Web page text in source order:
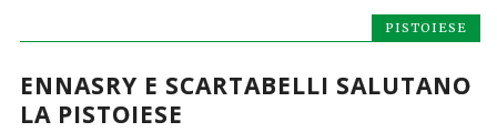
PISTOIESE
ENNASRY E SCARTABELLI SALUTANO
LA PISTOIESE